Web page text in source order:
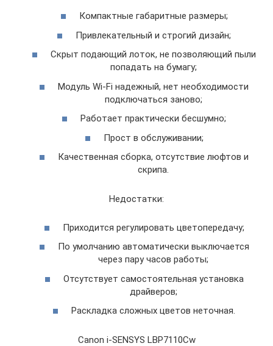
Компактные габаритные размеры;
Привлекательный и строгий дизайн;
Скрыт подающий лоток, не позволяющий пыли
попадать на бумагу;
Модуль Wi-Fi надежный, нет необходимости
подключаться заново;
Работает практически бесшумно;
Прост в обслуживании;
Качественная сборка, отсутствие люфтов и
скрипа.
Недостатки:
Приходится регулировать цветопередачу;
По умолчанию автоматически выключается
через пару часов работы;
Отсутствует самостоятельная установка
драйверов;
Раскладка сложных цветов неточная.
Canon i-SENSYS LBP7110Cw